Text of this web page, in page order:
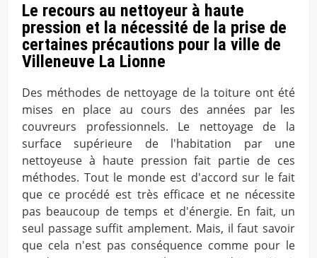
Le recours au nettoyeur à haute
pression et la nécessité de la prise de
certaines précautions pour la ville de
Villeneuve La Lionne
Des méthodes de nettoyage de la toiture ont été
mises en place au cours des années par les
couvreurs professionnels. Le nettoyage de la
surface supérieure de l'habitation par une
nettoyeuse à haute pression fait partie de ces
méthodes. Tout le monde est d'accord sur le fait
que ce procédé est très efficace et ne nécessite
pas beaucoup de temps et d'énergie. En fait, un
seul passage suffit amplement. Mais, il faut savoir
que cela n'est pas conséquence comme pour le